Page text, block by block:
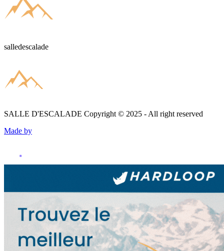
salledescalade
SALLE D'ESCALADE Copyright © 2025 - All right reserved
Made by